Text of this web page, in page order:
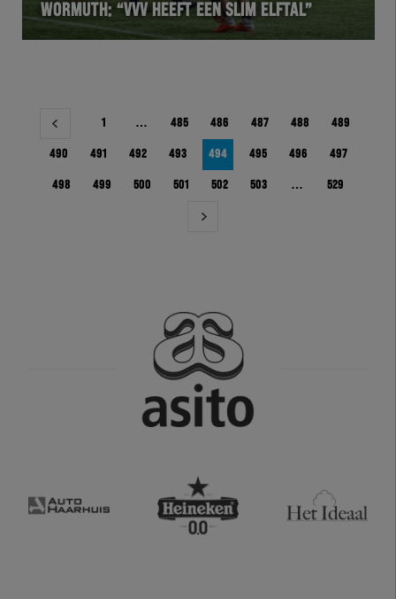
WORMUTH: “VVV HEEFT EEN SLIM ELFTAL”
Berichtnavigatie
1 … 485 486 487 488 489
490 491 492 493 494 495 496 497
498 499 500 501 502 503 … 529